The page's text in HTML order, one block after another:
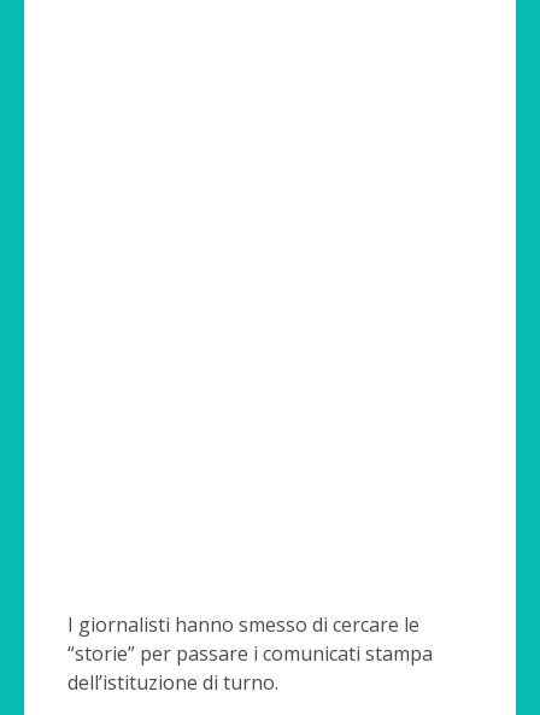
I giornalisti hanno smesso di cercare le
“storie” per passare i comunicati stampa
dell’istituzione di turno.